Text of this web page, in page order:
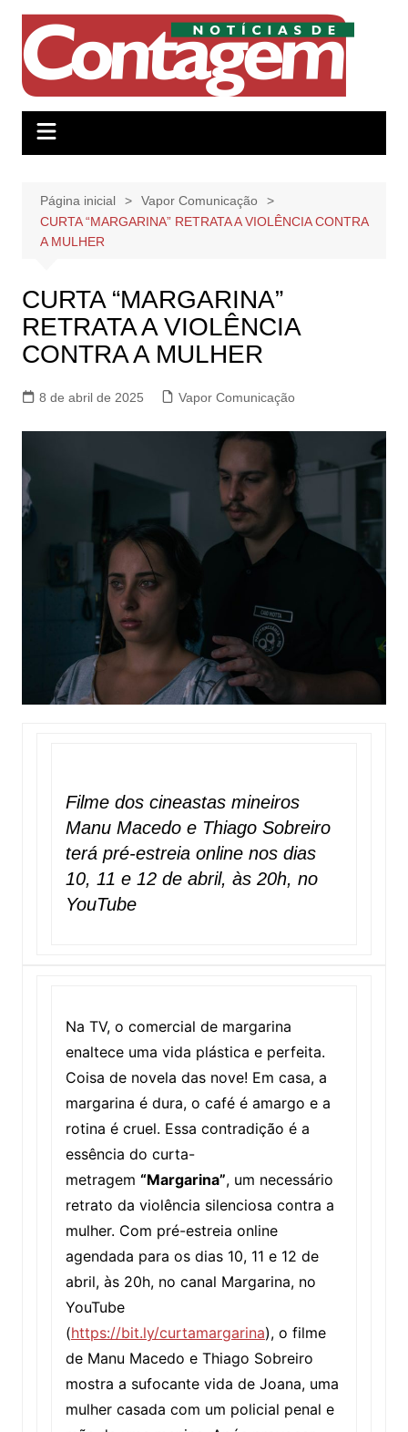
conteúdo
Página inicial
Vapor Comunicação
CURTA “MARGARINA” RETRATA A VIOLÊNCIA CONTRA
A MULHER
CURTA “MARGARINA”
RETRATA A VIOLÊNCIA
CONTRA A MULHER
8 de abril de 2025 Vapor Comunicação
Filme dos cineastas mineiros
Manu Macedo e Thiago Sobreiro
terá pré-estreia online nos dias
10, 11 e 12 de abril, às 20h, no
YouTube
Na TV, o comercial de margarina
enaltece uma vida plástica e perfeita.
Coisa de novela das nove! Em casa, a
margarina é dura, o café é amargo e a
rotina é cruel. Essa contradição é a
essência do curta-
metragem “Margarina”, um necessário
retrato da violência silenciosa contra a
mulher. Com pré-estreia online
agendada para os dias 10, 11 e 12 de
abril, às 20h, no canal Margarina, no
YouTube
(https://bit.ly/curtamargarina), o filme
de Manu Macedo e Thiago Sobreiro
mostra a sufocante vida de Joana, uma
mulher casada com um policial penal e